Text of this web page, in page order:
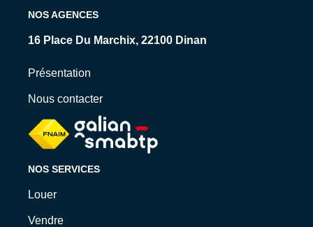
NOS AGENCES
16 Place Du Marchix, 22100 Dinan
Présentation
Nous contacter
NOS SERVICES
Louer
Vendre